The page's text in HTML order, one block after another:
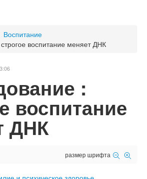
Воспитание
воспитание меняет ДНК
:
воспитание
ДНК
размер шрифта